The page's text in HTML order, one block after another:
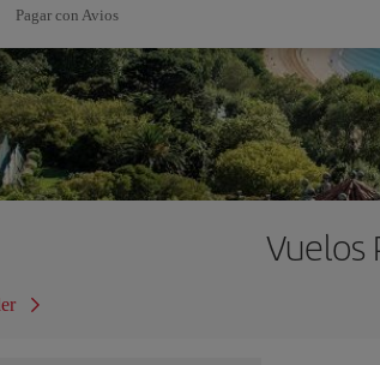
Pagar con Avios
Vuelos